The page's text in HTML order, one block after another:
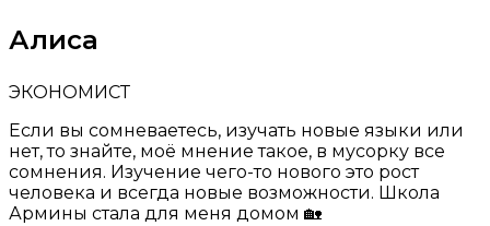
Алиса
ЭКОНОМИСТ
Если вы сомневаетесь, изучать новые языки или
нет, то знайте, моё мнение такое, в мусорку все
сомнения. Изучение чего-то нового это рост
человека и всегда новые возможности. Школа
Армины стала для меня домом 🏡